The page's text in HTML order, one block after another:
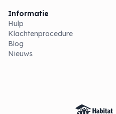
Informatie
Hulp
Klachtenprocedure
Blog
Nieuws